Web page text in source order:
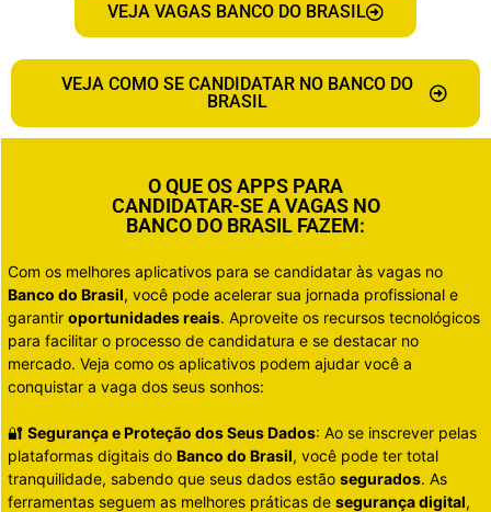
VEJA VAGAS BANCO DO BRASIL
VEJA COMO SE CANDIDATAR NO BANCO DO
BRASIL
O QUE OS APPS PARA
CANDIDATAR-SE A VAGAS NO
BANCO DO BRASIL FAZEM:
Com os melhores aplicativos para se candidatar às vagas no
Banco do Brasil, você pode acelerar sua jornada profissional e
garantir oportunidades reais. Aproveite os recursos tecnológicos
para facilitar o processo de candidatura e se destacar no
mercado. Veja como os aplicativos podem ajudar você a
conquistar a vaga dos seus sonhos:
🔐 Segurança e Proteção dos Seus Dados: Ao se inscrever pelas
plataformas digitais do Banco do Brasil, você pode ter total
tranquilidade, sabendo que seus dados estão segurados. As
ferramentas seguem as melhores práticas de segurança digital,